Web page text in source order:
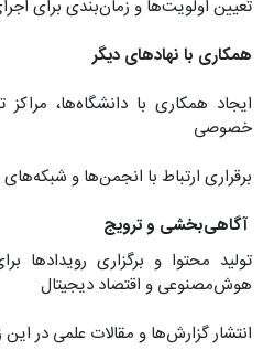
تعیین اولویت‌ها و زمان‌بندی برای
همکاری با نهاد‌های دیگر
ایجاد همکاری با دانشگاه‌ها،
خصوصی
برقراری ارتباط با انجمن‌ها و شبکه‌های
آگاهی‌بخشی و ترویج
تولید محتوا و برگزاری رویداد‌ها
هوش‌مصنوعی و اقتصاد دیجیتال
انتشار گزارش‌ها و مقالات علمی در این